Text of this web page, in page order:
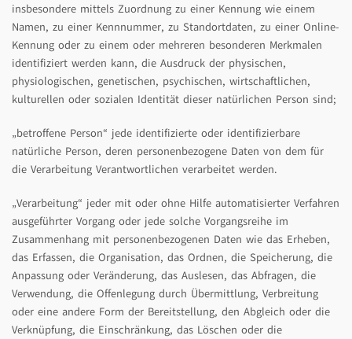
insbesondere mittels Zuordnung zu einer Kennung wie einem
Namen, zu einer Kennnummer, zu Standortdaten, zu einer Online-
Kennung oder zu einem oder mehreren besonderen Merkmalen
identifiziert werden kann, die Ausdruck der physischen,
physiologischen, genetischen, psychischen, wirtschaftlichen,
kulturellen oder sozialen Identität dieser natürlichen Person sind;
„betroffene Person“ jede identifizierte oder identifizierbare
natürliche Person, deren personenbezogene Daten von dem für
die Verarbeitung Verantwortlichen verarbeitet werden.
„Verarbeitung“ jeder mit oder ohne Hilfe automatisierter Verfahren
ausgeführter Vorgang oder jede solche Vorgangsreihe im
Zusammenhang mit personenbezogenen Daten wie das Erheben,
das Erfassen, die Organisation, das Ordnen, die Speicherung, die
Anpassung oder Veränderung, das Auslesen, das Abfragen, die
Verwendung, die Offenlegung durch Übermittlung, Verbreitung
oder eine andere Form der Bereitstellung, den Abgleich oder die
Verknüpfung, die Einschränkung, das Löschen oder die